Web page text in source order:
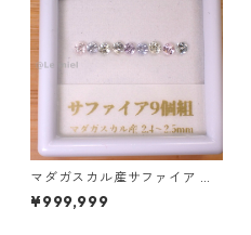
マダガスカル産サファイア ル
ース 9個組 2.4～2.5mm
¥999,999